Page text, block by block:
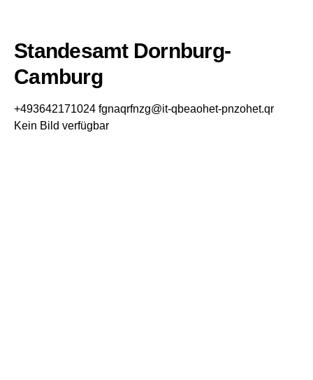
Standesamt Dornburg-
Camburg
+493642171024 fgnaqrfnzg@it-qbeaohet-pnzohet.qr
Kein Bild verfügbar